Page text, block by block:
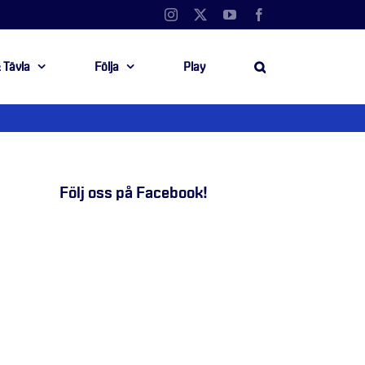
Instagram YouTube
Tävla Följa Play
Följ oss på Facebook!